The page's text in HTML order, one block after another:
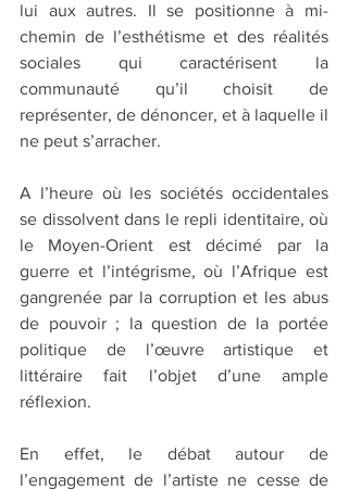
lui aux autres. Il se positionne à mi-
chemin de l’esthétisme et des réalités
sociales qui caractérisent la
communauté qu’il choisit de
représenter, de dénoncer, et à laquelle il
ne peut s’arracher.
A l’heure où les sociétés occidentales
se dissolvent dans le repli identitaire, où
le Moyen-Orient est décimé par la
guerre et l’intégrisme, où l’Afrique est
gangrenée par la corruption et les abus
de pouvoir ; la question de la portée
politique de l’œuvre artistique et
littéraire fait l’objet d’une ample
réflexion.
En effet, le débat autour de
l’engagement de l’artiste ne cesse de